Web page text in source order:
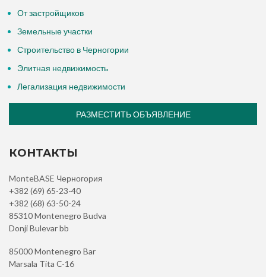
От застройщиков
Земельные участки
Строительство в Черногории
Элитная недвижимость
Легализация недвижимости
РАЗМЕСТИТЬ ОБЪЯВЛЕНИЕ
КОНТАКТЫ
MonteBASE Черногория
+382 (69) 65-23-40
+382 (68) 63-50-24
85310 Montenegro Budva
Donji Bulevar bb
85000 Montenegro Bar
Marsala Tita C-16